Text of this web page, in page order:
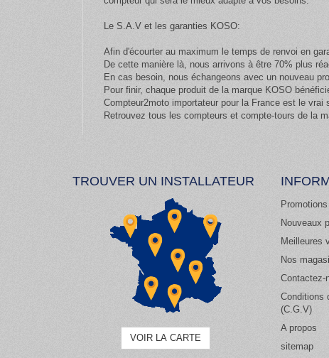
Le S.A.V et les garanties KOSO:
Afin d'écourter au maximum le temps de renvoi en
De cette manière là, nous arrivons à être 70% plus
En cas besoin, nous échangeons avec un nouveau
Pour finir, chaque produit de la marque KOSO
Compteur2moto importateur pour la France est le
Retrouvez tous les compteurs et compte-tours de la
TROUVER UN INSTALLATEUR
VOIR LA CARTE
Promotions
Nouveaux
Meilleures
Nos
Contactez-
Conditions
(C.G.V)
A propos
sitemap